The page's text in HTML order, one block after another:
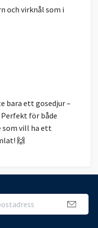
och virknål som i
bara ett gosedjur –
Perfekt för både
som vill ha ett
🙌